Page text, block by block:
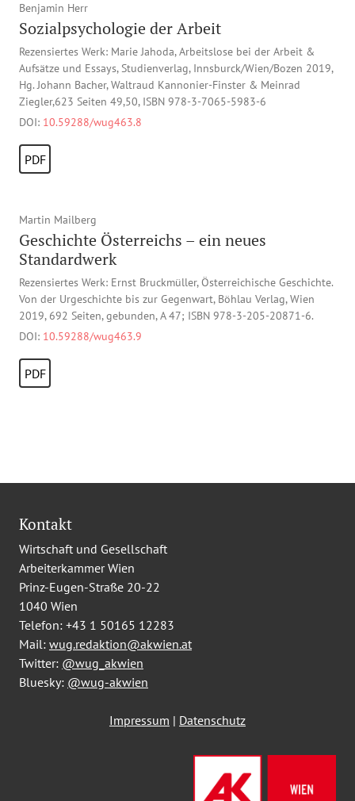
Benjamin Herr
Sozialpsychologie der Arbeit
Rezensiertes Werk: Marie Jahoda, Arbeitslose bei der Arbeit &
Aufsätze und Essays, Studienverlag, Innsburck/Wien/Bozen 2019,
Hg. Johann Bacher, Waltraud Kannonier-Finster & Meinrad
Ziegler,623 Seiten 49,50, ISBN 978-3-7065-5983-6
DOI: 10.59288/wug463.8
PDF
Martin Mailberg
Geschichte Österreichs – ein neues
Standardwerk
Rezensiertes Werk: Ernst Bruckmüller, Österreichische Geschichte.
Von der Urgeschichte bis zur Gegenwart, Böhlau Verlag, Wien
2019, 692 Seiten, gebunden, A 47; ISBN 978-3-205-20871-6.
DOI: 10.59288/wug463.9
PDF
Kontakt
Wirtschaft und Gesellschaft
Arbeiterkammer Wien
Prinz-Eugen-Straße 20-22
1040 Wien
Telefon: +43 1 50165 12283
Mail: wug.redaktion@akwien.at
Twitter: @wug_akwien
Bluesky: @wug-akwien
Impressum | Datenschutz